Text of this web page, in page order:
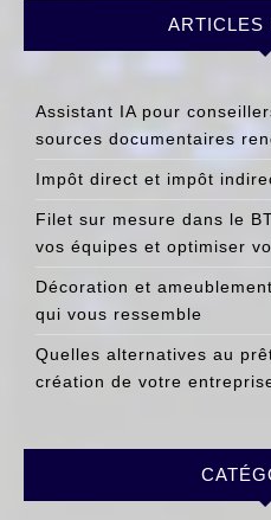
ARTICLES
Assistant IA pour
sources documentaires
Impôt direct et impôt
Filet sur mesure dans le
vos équipes et optimiser
Décoration et
qui vous ressemble
Quelles alternatives au
création de votre